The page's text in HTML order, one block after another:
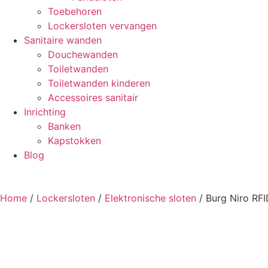
Toebehoren
Lockersloten vervangen
Sanitaire wanden
Douchewanden
Toiletwanden
Toiletwanden kinderen
Accessoires sanitair
Inrichting
Banken
Kapstokken
Blog
Home / Lockersloten / Elektronische sloten / Burg Niro